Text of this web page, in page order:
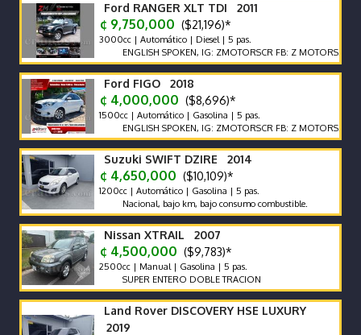
Ford RANGER XLT TDI 2011
¢ 9,750,000 ($21,196)*
3000cc | Automático | Diesel | 5 pas.
ENGLISH SPOKEN, IG: ZMOTORSCR FB: Z MOTORS.
Ford FIGO 2018
¢ 4,000,000 ($8,696)*
1500cc | Automático | Gasolina | 5 pas.
ENGLISH SPOKEN, IG: ZMOTORSCR FB: Z MOTORS.
Suzuki SWIFT DZIRE 2014
¢ 4,650,000 ($10,109)*
1200cc | Automático | Gasolina | 5 pas.
Nacional, bajo km, bajo consumo combustible.
Nissan XTRAIL 2007
¢ 4,500,000 ($9,783)*
2500cc | Manual | Gasolina | 5 pas.
SUPER ENTERO DOBLE TRACION
Land Rover DISCOVERY HSE LUXURY
2019